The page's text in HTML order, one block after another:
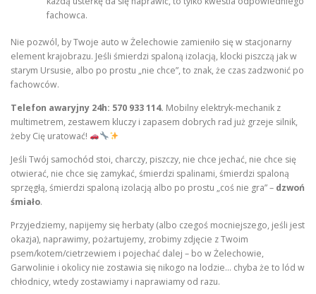
fachowca.
Nie pozwól, by Twoje auto w Żelechowie zamieniło się w stacjonarny
element krajobrazu. Jeśli śmierdzi spaloną izolacją, klocki piszczą jak w
starym Ursusie, albo po prostu „nie chce”, to znak, że czas zadzwonić po
fachowców.
Telefon awaryjny 24h: 570 933 114. Mobilny elektryk-mechanik z
multimetrem, zestawem kluczy i zapasem dobrych rad już grzeje silnik,
żeby Cię uratować!
Jeśli Twój samochód stoi, charczy, piszczy, nie chce jechać, nie chce się
otwierać, nie chce się zamykać, śmierdzi spalinami, śmierdzi spaloną
sprzęgłą, śmierdzi spaloną izolacją albo po prostu „coś nie gra” – dzwoń
śmiało.
Przyjedziemy, napijemy się herbaty (albo czegoś mocniejszego, jeśli jest
okazja), naprawimy, pożartujemy, zrobimy zdjęcie z Twoim
psem/kotem/cietrzewiem i pojechać dalej – bo w Żelechowie,
Garwolinie i okolicy nie zostawia się nikogo na lodzie… chyba że to lód w
chłodnicy, wtedy zostawiamy i naprawiamy od razu.